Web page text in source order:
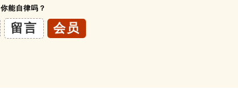
你能自律吗？
留言 会员